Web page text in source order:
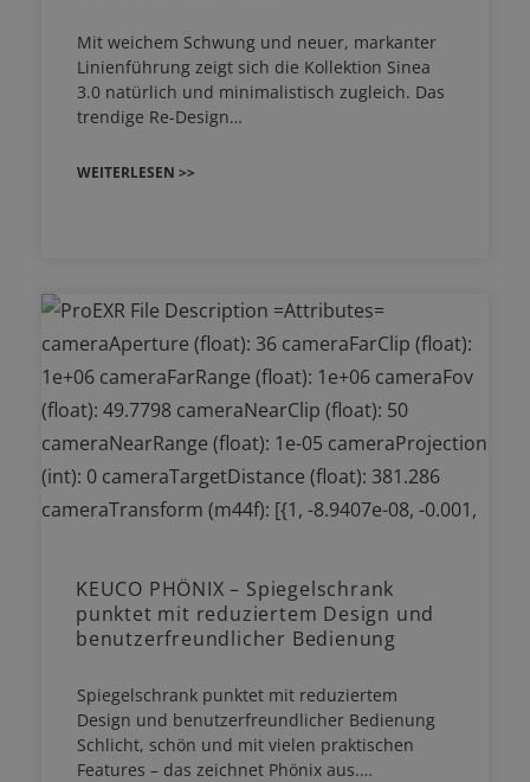
Mit weichem Schwung und neuer, markanter
Linienführung zeigt sich die Kollektion Sinea
3.0 natürlich und minimalistisch zugleich. Das
trendige Re-Design…
WEITERLESEN >>
KEUCO PHÖNIX – Spiegelschrank
punktet mit reduziertem Design und
benutzerfreundlicher Bedienung
Spiegelschrank punktet mit reduziertem
Design und benutzerfreundlicher Bedienung
Schlicht, schön und mit vielen praktischen
Features – das zeichnet Phönix aus.…